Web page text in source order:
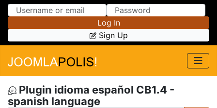
Skip to Content
Skip to Menu
Log In
Sign Up
Plugin idioma español CB1.4 -
spanish language